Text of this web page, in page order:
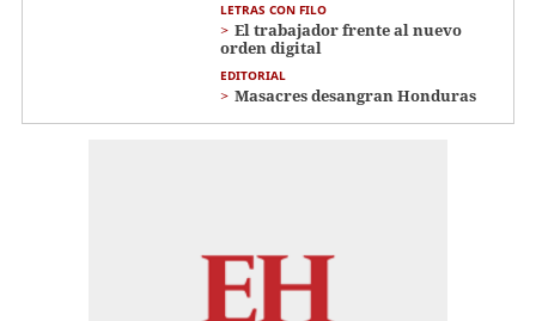
LETRAS CON FILO
El trabajador frente al nuevo
orden digital
EDITORIAL
Masacres desangran Honduras